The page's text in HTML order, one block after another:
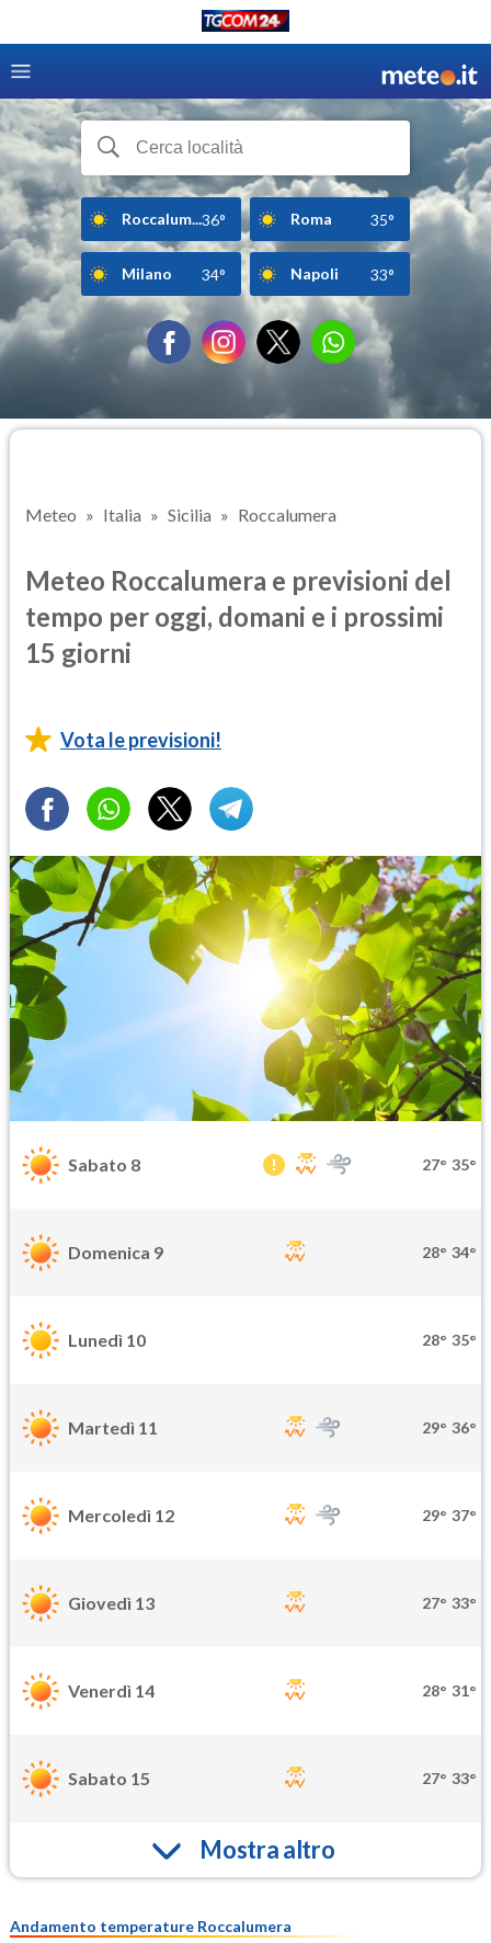
Roccalum...36° Roma 35°
Milano 34° Napoli 33°
Meteo Italia Sicilia Roccalumera
Meteo Roccalumera e previsioni del
tempo per oggi, domani e i prossimi
15 giorni
Vota le previsioni!
Sabato 8 27° 35°
Domenica 9 28° 34°
Lunedì 10 28° 35°
Martedì 11 29° 36°
Mercoledì 12 29° 37°
Giovedì 13 27° 33°
Venerdì 14 28° 31°
Sabato 15 27° 33°
Mostra altro
Andamento temperature Roccalumera